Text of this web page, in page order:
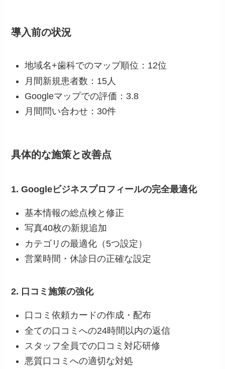
導入前の状況
地域名+歯科でのマップ順位：12位
月間新規患者数：15人
Googleマップでの評価：3.8
月間問い合わせ：30件
具体的な施策と改善点
1. Googleビジネスプロフィールの完全最適化
基本情報の総点検と修正
写真40枚の新規追加
カテゴリの最適化（5つ設定）
営業時間・休診日の正確な設定
2. 口コミ施策の強化
口コミ依頼カードの作成・配布
全ての口コミへの24時間以内の返信
スタッフ全員での口コミ対応研修
悪質口コミへの適切な対処